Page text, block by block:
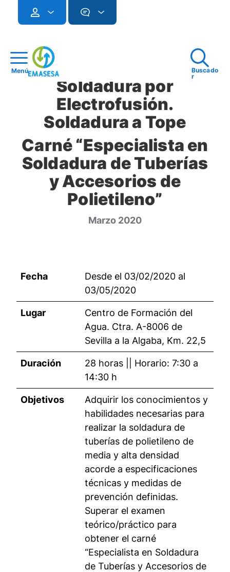
Menú
Buscado
r
Soldadura por
Electrofusión.
Soldadura a Tope
Carné “Especialista en
Soldadura de Tuberías
y Accesorios de
Polietileno”
Marzo 2020
Fecha
Desde el 03/02/2020 al
03/05/2020
Lugar
Centro de Formación del
Agua. Ctra. A-8006 de
Sevilla a la Algaba, Km. 22,5
Duración
28 horas || Horario: 7:30 a
14:30 h
Objetivos
Adquirir los conocimientos y
habilidades necesarias para
realizar la soldadura de
tuberías de polietileno de
media y alta densidad
acorde a especificaciones
técnicas y medidas de
prevención definidas.
Superar el examen
teórico/práctico para
obtener el carné
“Especialista en Soldadura
de Tuberías y Accesorios de